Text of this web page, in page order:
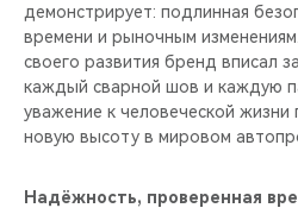
демонстрирует: подлинная
времени и рыночным
своего развития бренд вписал
каждый сварной шов и каждую
уважение к человеческой жизни
новую высоту в мировом
Надёжность, проверенная